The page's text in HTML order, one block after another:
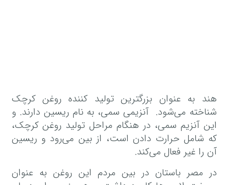
هند به عنوان بزرگترین تولید کننده روغن کرچک
شناخته می‌شود. آنزیمی سمی، به نام ریسین دارند. و
این آنزیم سمی، در هنگام مراحل تولید روغن کرچک،
که شامل حرارت دادن است، از بین می‌رود و ریسین
آن را غیر فعال می‌کند.
در مصر باستان در بین مردم این روغن به عنوان